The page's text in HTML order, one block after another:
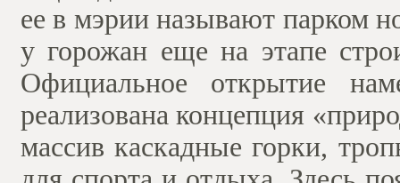
ее в мэрии называют парком
у горожан еще на этапе
Официальное открытие
реализована концепция
массив каскадные горки,